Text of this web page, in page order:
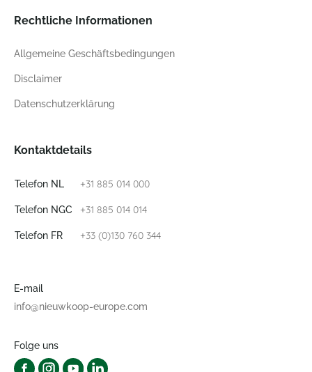
Rechtliche Informationen
Allgemeine Geschäftsbedingungen
Disclaimer
Datenschutzerklärung
Kontaktdetails
Telefon NL +31 885 014 000
Telefon NGC +31 885 014 014
Telefon FR +33 (0)130 760 344
E-mail
info@nieuwkoop-europe.com
Folge uns